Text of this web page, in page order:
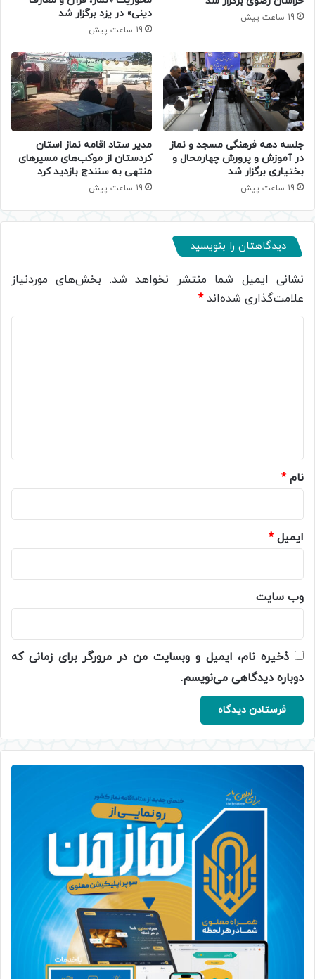
19 ساعت پیش
دینی» در یزد برگزار شد
19 ساعت پیش
جلسه دهه فرهنگی مسجد و نماز
در آموزش و پرورش چهارمحال و
بختیاری برگزار شد
19 ساعت پیش
مدیر ستاد اقامه نماز استان
کردستان از موکب‌های مسیرهای
منتهی به سنندج بازدید کرد
19 ساعت پیش
دیدگاهتان را بنویسید
نشانی ایمیل شما منتشر نخواهد شد. بخش‌های موردنیاز
علامت‌گذاری شده‌اند*
نام*
ایمیل*
وب‌ سایت
ذخیره نام، ایمیل و وبسایت من در مرورگر برای زمانی که
دوباره دیدگاهی می‌نویسم.